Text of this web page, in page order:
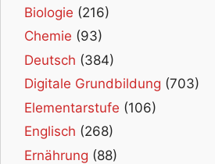
Biologie (216)
Chemie (93)
Deutsch (384)
Digitale Grundbildung (703)
Elementarstufe (106)
Englisch (268)
Ernährung (88)